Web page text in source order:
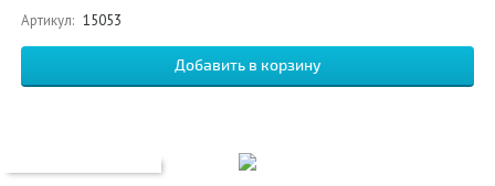
Артикул: 15053